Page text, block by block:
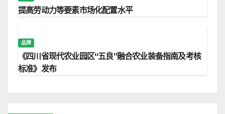
提高劳动力等要素市场化配置水平
品牌
《四川省现代农业园区“五良”融合农业装备指南及考核
标准》发布